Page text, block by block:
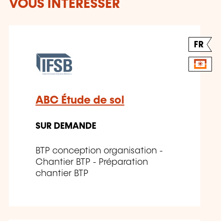
VOUS INTÉRESSER
FR
ABC Étude de sol
SUR DEMANDE
BTP conception organisation -
Chantier BTP - Préparation
chantier BTP